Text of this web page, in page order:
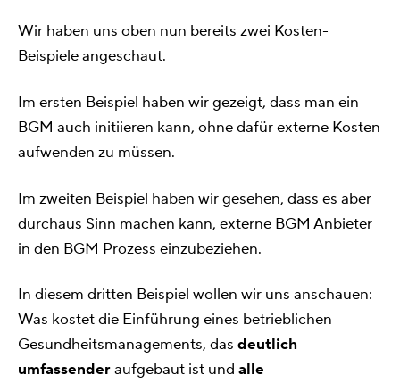
Wir haben uns oben nun bereits zwei Kosten-
Beispiele angeschaut.
Im ersten Beispiel haben wir gezeigt, dass man ein
BGM auch initiieren kann, ohne dafür externe Kosten
aufwenden zu müssen.
Im zweiten Beispiel haben wir gesehen, dass es aber
durchaus Sinn machen kann, externe BGM Anbieter
in den BGM Prozess einzubeziehen.
In diesem dritten Beispiel wollen wir uns anschauen:
Was kostet die Einführung eines betrieblichen
Gesundheitsmanagements, das deutlich
umfassenderaufgebaut ist und alle